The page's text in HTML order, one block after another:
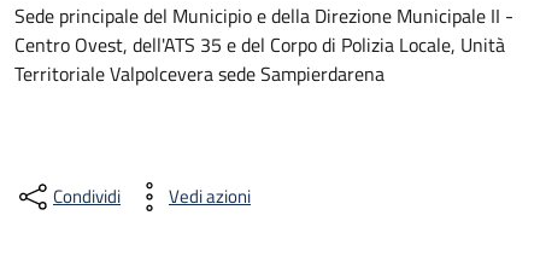
Sede principale del Municipio e della Direzione Municipale II -
Centro Ovest, dell'ATS 35 e del Corpo di Polizia Locale, Unità
Territoriale Valpolcevera sede Sampierdarena
Condividi Vedi azioni